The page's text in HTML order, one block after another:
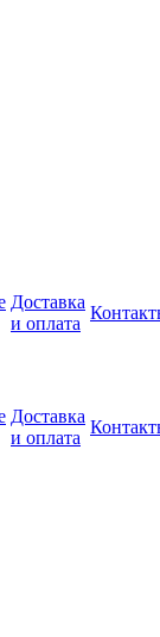
Доставка
и оплата
Доставка
и оплата